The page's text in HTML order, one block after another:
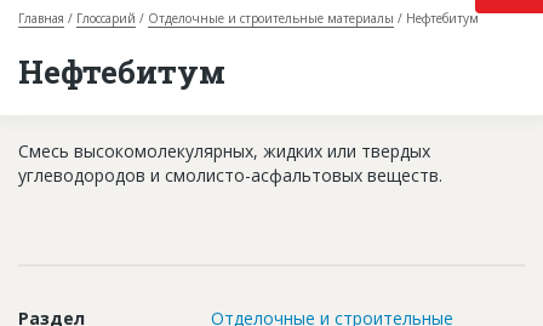
О проекте
База строящихся объектов
Главная Глоссарий Отделочные и строительные материалы Нефтебитум
Нефтебитум
Смесь высокомолекулярных, жидких или твердых
углеводородов и смолисто-асфальтовых веществ.
Раздел
Отделочные и строительные